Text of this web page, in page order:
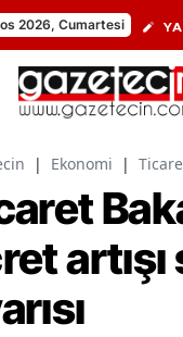
2026, Cumartesi
| Ekonomi |